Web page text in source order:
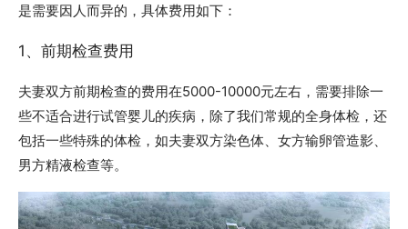
是需要因人而异的，具体费用如下：
1、前期检查费用
夫妻双方前期检查的费用在5000-10000元左右，需要排除一
些不适合进行试管婴儿的疾病，除了我们常规的全身体检，还
包括一些特殊的体检，如夫妻双方染色体、女方输卵管造影、
男方精液检查等。